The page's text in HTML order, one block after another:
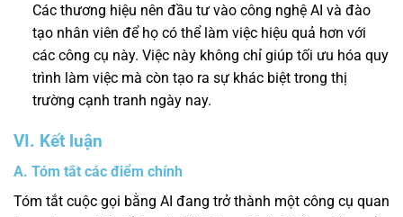
Các thương hiệu nên đầu tư vào công nghệ AI và đào
tạo nhân viên để họ có thể làm việc hiệu quả hơn với
các công cụ này. Việc này không chỉ giúp tối ưu hóa quy
trình làm việc mà còn tạo ra sự khác biệt trong thị
trường cạnh tranh ngày nay.
VI. Kết luận
A. Tóm tắt các điểm chính
Tóm tắt cuộc gọi bằng AI đang trở thành một công cụ quan